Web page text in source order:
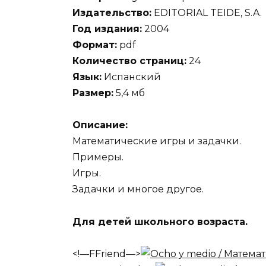
Издательство: EDITORIAL TEIDE, S.A.
Год издания: 2004
Формат: pdf
Количество страниц: 24
Язык: Испанский
Размер: 5,4 мб
Описание:
Математические игры и задачки.
Примеры.
Игры.
Задачки и многое другое.
Для детей школьного возраста.
<!—FFriend—>